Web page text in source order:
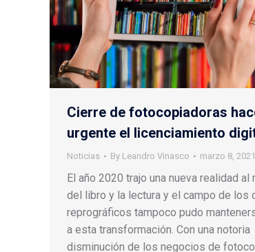
Cierre de fotocopiadoras
urgente el licenciamiento
Noticias By Leandro Vinasco marzo 8, 2021
El año 2020 trajo una nueva realidad al
del libro y la lectura y el campo de los
reprográficos tampoco pudo
a esta transformación. Con una notoria
disminución de los negocios de